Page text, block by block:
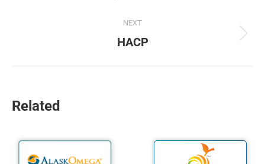
NEXT
HACP
Related